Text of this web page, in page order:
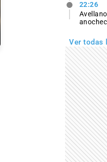
22:26
Ver todas